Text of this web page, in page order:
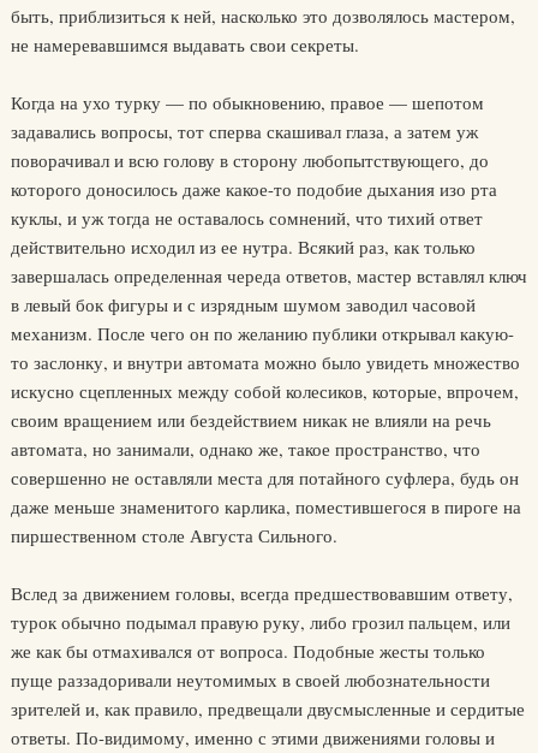
быть, приблизиться к ней, насколько это дозволялось мастером,
не намеревавшимся выдавать свои секреты.
Когда на ухо турку — по обыкновению, правое — шепотом
задавались вопросы, тот сперва скашивал глаза, а затем уж
поворачивал и всю голову в сторону любопытствующего, до
которого доносилось даже какое-то подобие дыхания изо рта
куклы, и уж тогда не оставалось сомнений, что тихий ответ
действительно исходил из ее нутра. Всякий раз, как только
завершалась определенная череда ответов, мастер вставлял ключ
в левый бок фигуры и с изрядным шумом заводил часовой
механизм. После чего он по желанию публики открывал какую-
то заслонку, и внутри автомата можно было увидеть множество
искусно сцепленных между собой колесиков, которые, впрочем,
своим вращением или бездействием никак не влияли на речь
автомата, но занимали, однако же, такое пространство, что
совершенно не оставляли места для потайного суфлера, будь он
даже меньше знаменитого карлика, поместившегося в пироге на
пиршественном столе Августа Сильного.
Вслед за движением головы, всегда предшествовавшим ответу,
турок обычно подымал правую руку, либо грозил пальцем, или
же как бы отмахивался от вопроса. Подобные жесты только
пуще раззадоривали неутомимых в своей любознательности
зрителей и, как правило, предвещали двусмысленные и сердитые
ответы. По-видимому, именно с этими движениями головы и